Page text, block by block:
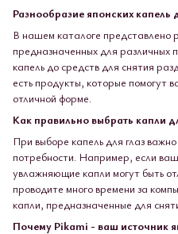
Разнообразие японских капель
В нашем каталоге представлено
предназначенных для
капель до средств для снятия
есть продукты, которые помогут
отличной форме.
Как правильно выбрать капли
При выборе капель для глаз
потребности. Например, если
увлажняющие капли могут быть
проводите много времени за
капли, предназначенные для
Почему Pikami - ваш источник